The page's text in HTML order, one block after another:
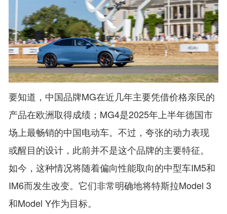
要知道，中国品牌MG在近几年主要凭借价格亲民的
产品在欧洲取得成绩；MG4是2025年上半年德国市
场上最畅销的中国电动车。不过，夸张的动力表现
或醒目的设计，此前并不是这个品牌的主要特征。
如今，这种情况将随着偏向性能取向的中型车IM5和
IM6而发生改变。它们非常明确地将特斯拉Model 3
和Model Y作为目标。